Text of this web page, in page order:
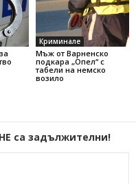
Криминале
Мъж от Варненско
подкара „Опел“ с
табели на немско
возило
са задължителни!